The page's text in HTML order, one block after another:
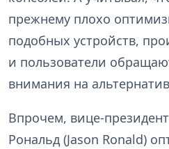
прежнему плохо
подобных устройств,
и пользователи
внимания на
Впрочем, вице-
Рональд (Jason Ronald)